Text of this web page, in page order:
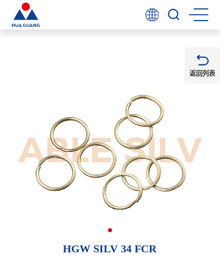
返回列表
ABLE SILV
HGW SILV 34 FCR